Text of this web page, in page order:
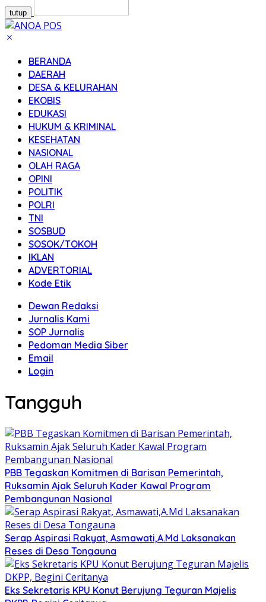
tutup
BERANDA
DAERAH
DESA & KELURAHAN
EKOBIS
EDUKASI
HUKUM & KRIMINAL
KESEHATAN
NASIONAL
OLAH RAGA
OPINI
POLITIK
POLRI
TNI
SOSBUD
SOSOK/TOKOH
IKLAN
ADVERTORIAL
Kode Etik
Dewan Redaksi
Jurnalis Kami
SOP Jurnalis
Pedoman Media Siber
Email
Login
Tangguh
PBB Tegaskan Komitmen di Barisan Pemerintah,
Ruksamin Ajak Seluruh Kader Kawal Program
Pembangunan Nasional
Serap Aspirasi Rakyat, Asmawati,A.Md Laksanakan
Reses di Desa Tongauna
Eks Sekretaris KPU Konut Berujung Teguran Majelis